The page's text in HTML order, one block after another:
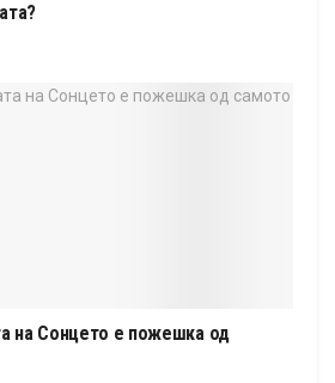
на Сонцето е пожешка од